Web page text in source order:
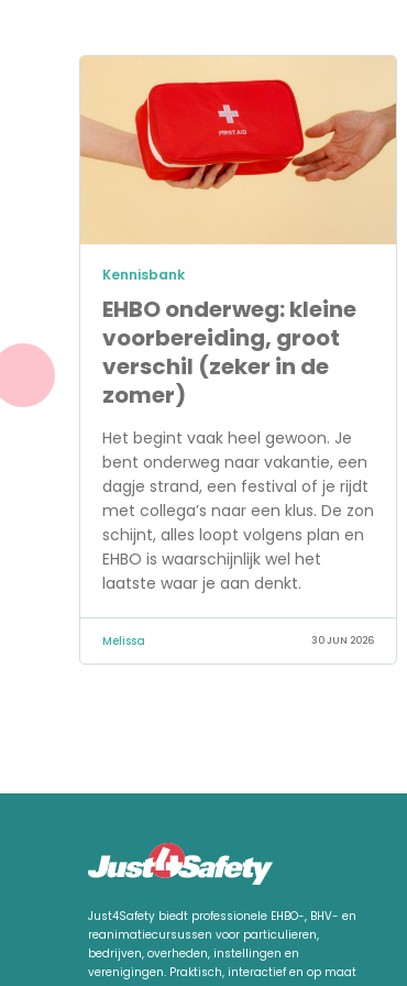
EHBO onderweg: kleine
voorbereiding, groot
verschil (zeker in de
zomer)
Kennisbank
Het begint vaak heel gewoon. Je
bent onderweg naar vakantie, een
dagje strand, een festival of je rijdt
met collega’s naar een klus. De zon
schijnt, alles loopt volgens plan en
EHBO is waarschijnlijk wel het
laatste waar je aan denkt.
Melissa 30 JUN 2026
Just4Safety biedt professionele EHBO-, BHV- en
reanimatiecursussen voor particulieren,
bedrijven, overheden, instellingen en
verenigingen. Praktisch, interactief en op maat